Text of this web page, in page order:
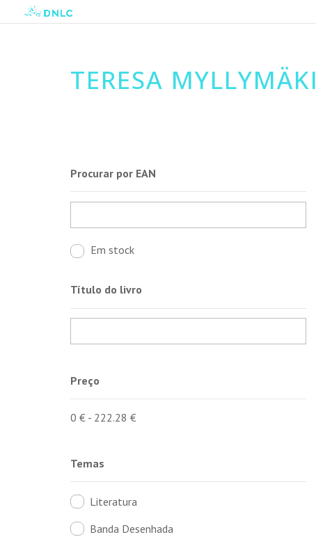
TERESA MYLLYMÄKI
Procurar por EAN
Em stock
Título do livro
Preço
0 €- 222.28 €
Temas
Literatura
Banda Desenhada